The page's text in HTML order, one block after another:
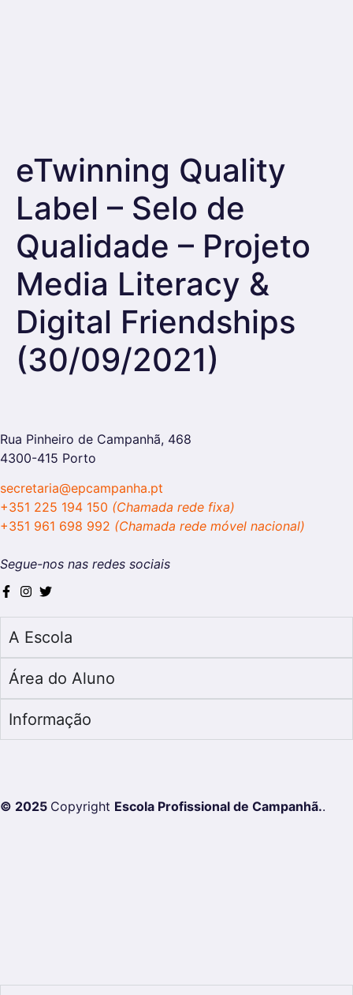
eTwinning Quality
Label – Selo de
Qualidade – Projeto
Media Literacy &
Digital Friendships
(30/09/2021)
Rua Pinheiro de Campanhã, 468
4300-415 Porto
secretaria@epcampanha.pt
+351 225 194 150 (Chamada rede fixa)
+351 961 698 992 (Chamada rede móvel nacional)
Segue-nos nas redes sociais
A Escola
Área do Aluno
Informação
© 2025 Copyright Escola Profissional de Campanhã..